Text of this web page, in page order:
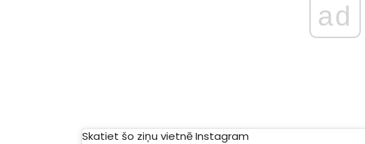
ad
Skatiet šo ziņu vietnē Instagram